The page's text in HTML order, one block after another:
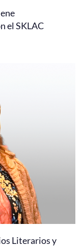
el SKLAC
Literarios y